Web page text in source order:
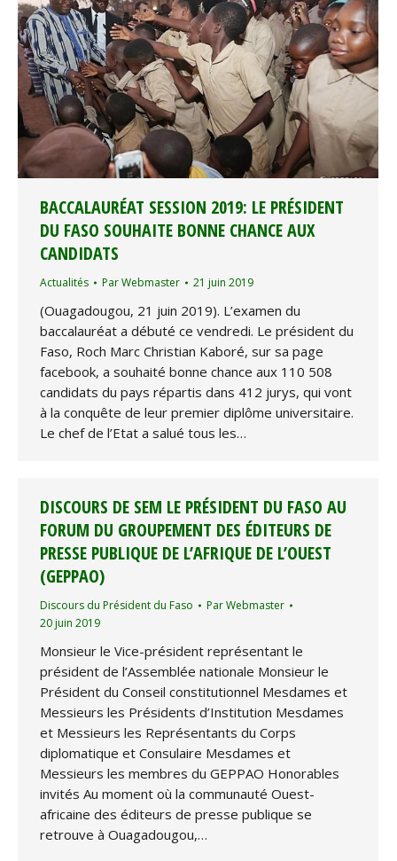
BACCALAURÉAT SESSION 2019: LE PRÉSIDENT
DU FASO SOUHAITE BONNE CHANCE AUX
CANDIDATS
Actualités ParWebmaster 21 juin 2019
(Ouagadougou, 21 juin 2019). L’examen du
baccalauréat a débuté ce vendredi. Le président du
Faso, Roch Marc Christian Kaboré, sur sa page
facebook, a souhaité bonne chance aux 110 508
candidats du pays répartis dans 412 jurys, qui vont
à la conquête de leur premier diplôme universitaire.
Le chef de l’Etat a salué tous les…
DISCOURS DE SEM LE PRÉSIDENT DU FASO AU
FORUM DU GROUPEMENT DES ÉDITEURS DE
PRESSE PUBLIQUE DE L’AFRIQUE DE L’OUEST
(GEPPAO)
Discours du Président du Faso ParWebmaster
20 juin 2019
Monsieur le Vice-président représentant le
président de l’Assemblée nationale Monsieur le
Président du Conseil constitutionnel Mesdames et
Messieurs les Présidents d’Institution Mesdames
et Messieurs les Représentants du Corps
diplomatique et Consulaire Mesdames et
Messieurs les membres du GEPPAO Honorables
invités Au moment où la communauté Ouest-
africaine des éditeurs de presse publique se
retrouve à Ouagadougou,…